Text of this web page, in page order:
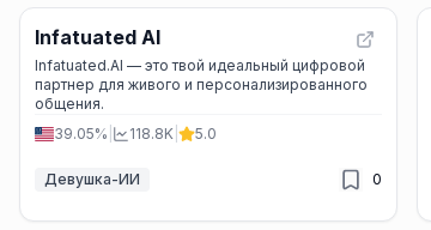
Infatuated AI
Infatuated.AI — это твой идеальный цифровой
партнер для живого и персонализированного
общения.
39.05%
118.8K 5.0
Девушка-ИИ 0